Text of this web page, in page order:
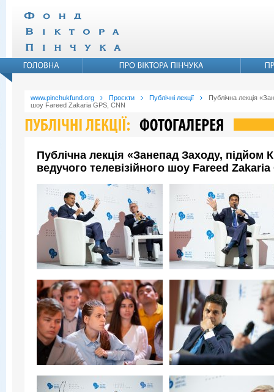
www.pinchukfund.org Проєкти Публічні лекції
Публічна лекція
шоу Fareed Zakaria GPS, CNN
Публічна лекція «Занепад Заходу, підйом
ведучого телевізійного шоу Fareed Zakaria